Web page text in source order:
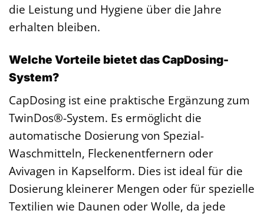
die Leistung und Hygiene über die Jahre
erhalten bleiben.
Welche Vorteile bietet das CapDosing-
System?
CapDosing ist eine praktische Ergänzung zum
TwinDos®-System. Es ermöglicht die
automatische Dosierung von Spezial-
Waschmitteln, Fleckenentfernern oder
Avivagen in Kapselform. Dies ist ideal für die
Dosierung kleinerer Mengen oder für spezielle
Textilien wie Daunen oder Wolle, da jede